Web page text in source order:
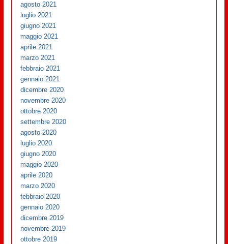
agosto 2021
luglio 2021
giugno 2021
maggio 2021
aprile 2021
marzo 2021
febbraio 2021
gennaio 2021
dicembre 2020
novembre 2020
ottobre 2020
settembre 2020
agosto 2020
luglio 2020
giugno 2020
maggio 2020
aprile 2020
marzo 2020
febbraio 2020
gennaio 2020
dicembre 2019
novembre 2019
ottobre 2019